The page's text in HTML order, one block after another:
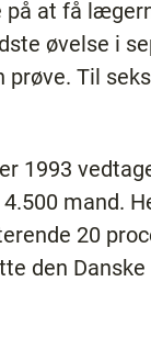
at få
øvelse i
Til
1993
mand.
20
den